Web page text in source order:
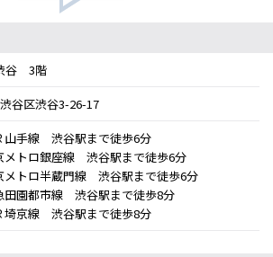
谷 3階
谷区渋谷3-26-17
山手線 渋谷駅まで徒歩6分
メトロ銀座線 渋谷駅まで徒歩6分
メトロ半蔵門線 渋谷駅まで徒歩6分
田園都市線 渋谷駅まで徒歩8分
埼京線 渋谷駅まで徒歩8分